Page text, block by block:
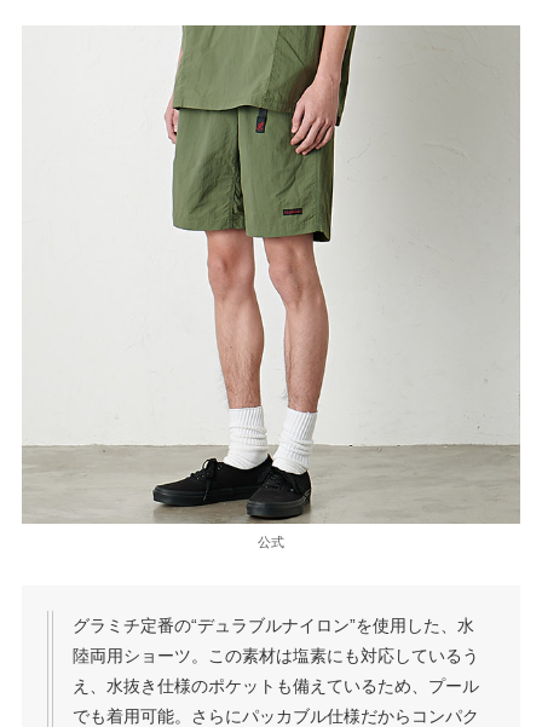
公式
グラミチ定番の“デュラブルナイロン”を使用した、水
陸両用ショーツ。この素材は塩素にも対応しているう
え、水抜き仕様のポケットも備えているため、プール
でも着用可能。さらにパッカブル仕様だからコンパク